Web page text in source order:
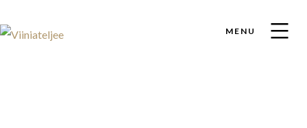
MENU